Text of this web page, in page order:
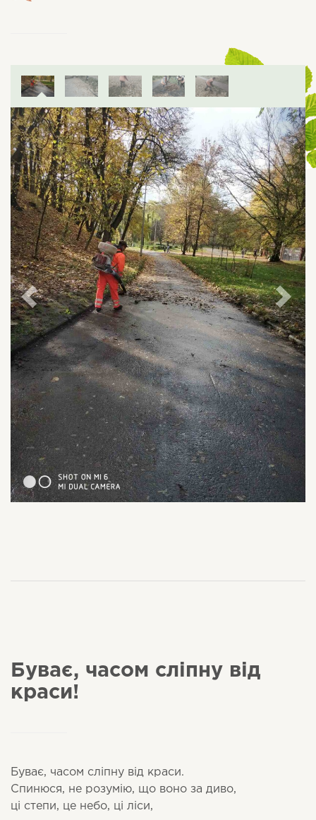
Буває, часом сліпну від
краси!
Буває, часом сліпну від краси.
Спинюся, не розумію, що воно за диво,
ці степи, це небо, ці ліси,